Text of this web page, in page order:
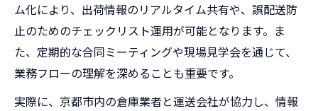
ム化により、出荷情報のリアルタイム共有や、誤配送防
止のためのチェックリスト運用が可能となります。ま
た、定期的な合同ミーティングや現場見学会を通じて、
業務フローの理解を深めることも重要です。
実際に、京都市内の倉庫業者と運送会社が協力し、情報